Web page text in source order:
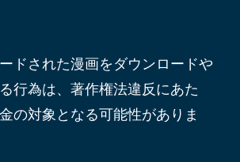
ドされた漫画をダウンロードや
行為は、著作権法違反にあた
の対象となる可能性がありま